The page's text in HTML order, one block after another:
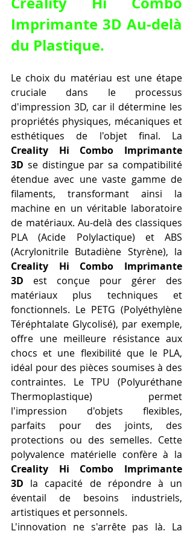
Imprimante 3D Au-delà
du Plastique.
Le choix du matériau est une étape
cruciale dans le processus
d'impression 3D, car il détermine les
propriétés physiques, mécaniques et
Creality Hi Combo Imprimante
3D se distingue par sa compatibilité
étendue avec une vaste gamme de
filaments, transformant ainsi la
machine en un véritable laboratoire
de matériaux. Au-delà des classiques
PLA (Acide Polylactique) et ABS
Creality Hi Combo Imprimante
3D est conçue pour gérer des
matériaux plus techniques et
fonctionnels. Le PETG (Polyéthylène
Téréphtalate Glycolisé), par exemple,
offre une meilleure résistance aux
chocs et une flexibilité que le PLA,
idéal pour des pièces soumises à des
contraintes. Le TPU (Polyuréthane
Thermoplastique) permet
l'impression d'objets flexibles,
parfaits pour des joints, des
protections ou des semelles. Cette
Creality Hi Combo Imprimante
3D la capacité de répondre à un
éventail de besoins industriels,
artistiques et personnels.